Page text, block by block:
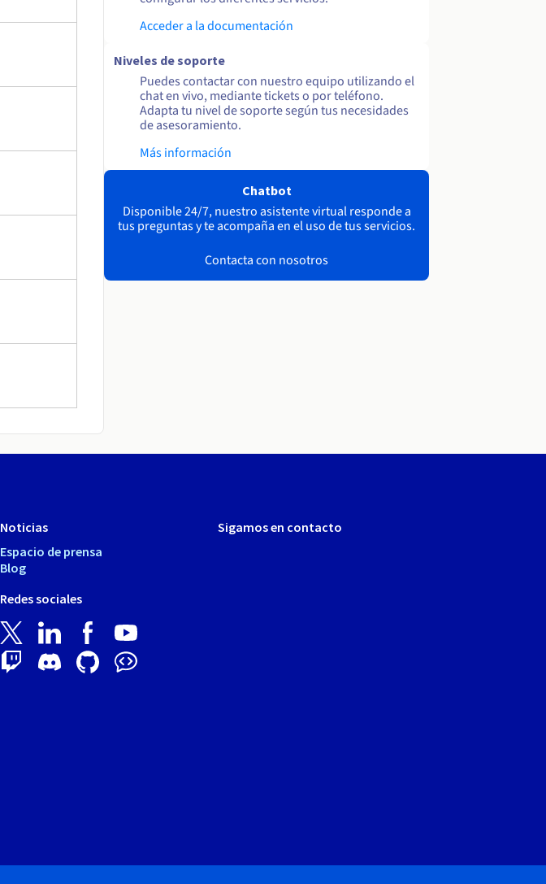
Acceder a la documentación
Niveles de soporte
Puedes contactar con nuestro equipo utilizando el
chat en vivo, mediante tickets o por teléfono.
Adapta tu nivel de soporte según tus necesidades
de asesoramiento.
Más información
Chatbot
Disponible 24/7, nuestro asistente virtual responde a
tus preguntas y te acompaña en el uso de tus servicios.
Contacta con nosotros
Noticias
Espacio de prensa
Blog
Redes sociales
Sigamos en contacto